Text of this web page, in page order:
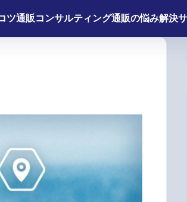
ツ通販コンサルティング通販の悩み解決